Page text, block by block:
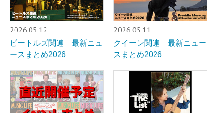
2026.05.12
ビートルズ関連 最新ニュ
ースまとめ2026
2026.05.11
クイーン関連 最新ニュー
スまとめ2026